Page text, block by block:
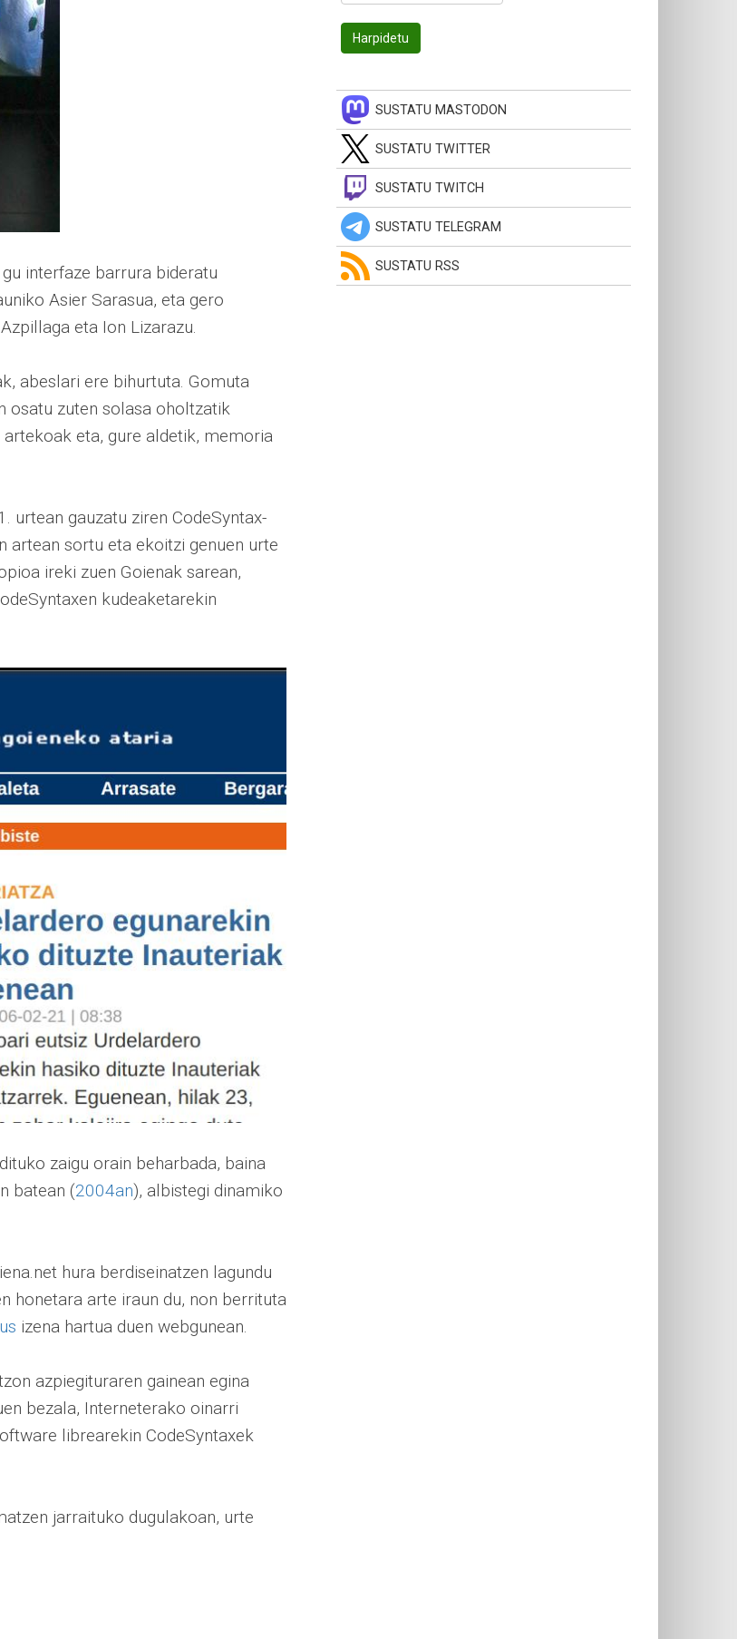
interfaze barrura bideratu
Asier Sarasua, eta gero
eta Ion Lizarazu.
abeslari ere bihurtuta. Gomuta
osatu zuten solasa oholtzatik
eta, gure aldetik, memoria
urtean gauzatu ziren CodeSyntax-
artean sortu eta ekoitzi genuen urte
ireki zuen Goienak sarean,
kudeaketarekin
zaigu orain beharbada, baina
batean (2004an), albistegi dinamiko
hura berdiseinatzen lagundu
honetara arte iraun du, non berrituta
izena hartua duen webgunean.
azpiegituraren gainean egina
bezala, Interneterako oinarri
librearekin CodeSyntaxek
jarraituko dugulakoan, urte
SUSTATU MASTODON
SUSTATU TWITTER
SUSTATU TWITCH
SUSTATU TELEGRAM
SUSTATU RSS